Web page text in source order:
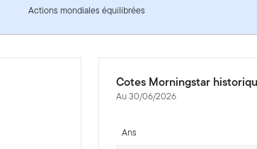
Actions mondiales équilibrées
Cotes Morningstar
Au 30/06/2026
Ans